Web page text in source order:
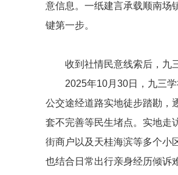
意信息。一纸建言承载顺南场
键第一步。
收到社情民意线索后，九
2025年10月30日，九三
公交途经道路实地徒步踏勘，
套不完善等民生堵点。实地走
街商户以及天桂海滨等多个小
也结合日常出行亲身经历倾诉